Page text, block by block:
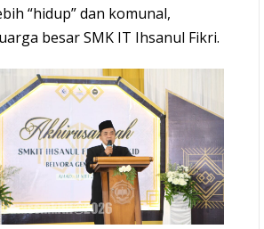
“hidup” dan komunal,
besar SMK IT Ihsanul Fikri.